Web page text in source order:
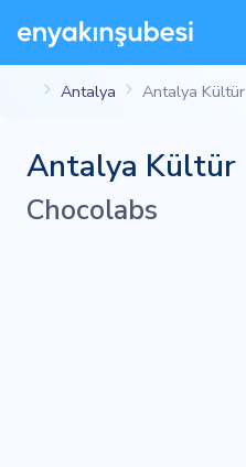
Antalya Antalya Kültür
Antalya Kültür
Chocolabs